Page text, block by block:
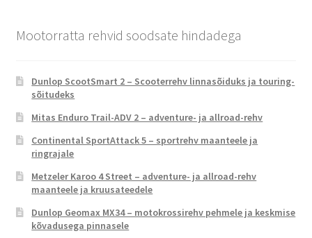
Mootorratta rehvid soodsate hindadega
Dunlop ScootSmart 2 – Scooterrehv linnasõiduks ja touring-
sõitudeks
Mitas Enduro Trail-ADV 2 – adventure- ja allroad-rehv
Continental SportAttack 5 – sportrehv maanteele ja
ringrajale
Metzeler Karoo 4 Street – adventure- ja allroad-rehv
maanteele ja kruusateedele
Dunlop Geomax MX34 – motokrossirehv pehmele ja keskmise
kõvadusega pinnasele